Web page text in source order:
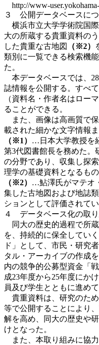
http://www-
３ 公開データベースに
横浜市立大学学術院国
大の所蔵する貴重資料の
した貴重な古地図
（※2）
類別に一覧できる検索機
た。
本データベースでは、
誌情報を公開する。すべ
（資料名・作者名はロー
ることができる。
また、画像は高画質で
載された細かな文字情報
（※1） …日本大学教授を
第3代図書館長を務めた。
の分野であり、収集し探
理学の基礎資料となるもの
（※2） …鮎澤氏がマテオ
集した古地図および地誌
ションとして評価されてい
４ データベース化の取
同大の歴史的過程で所蔵
を、持続的に保全してい
ド」として、市民・研究
タル・アーカイブの作成
内の競争的公募型資金「
成23年度から25年度にか
員及び学生とともに進めて
貴重資料は、研究のた
等で公開することにより
解を高め、同大の歴史や
けとなった。
また、本取り組みに協